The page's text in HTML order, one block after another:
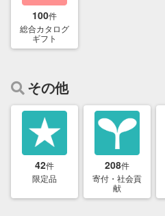
100件
総合カタログ
ギフト
その他
42件
限定品
208件
寄付・社会貢
献